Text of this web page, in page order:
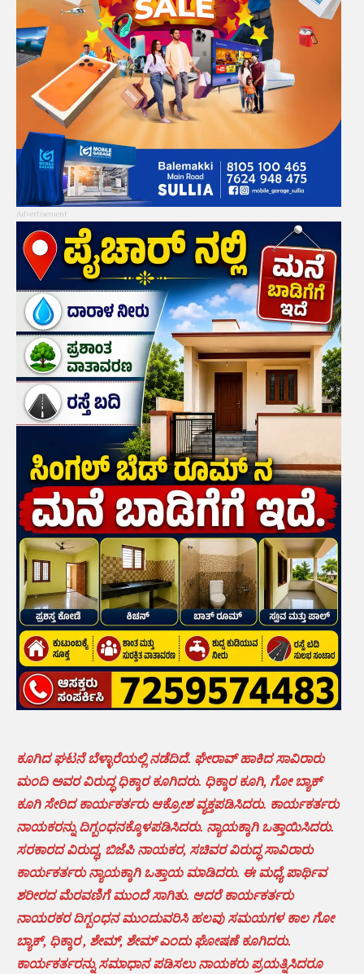
Advertisement
ಕೂಗಿದ ಘಟನೆ ಬೆಳ್ಳಾರೆಯಲ್ಲಿ ನಡೆದಿದೆ. ಘೇರಾವ್ ಹಾಕಿದ ಸಾವಿರಾರು
ಮಂದಿ ಅವರ ವಿರುದ್ಧ ಧಿಕ್ಕಾರ ಕೂಗಿದರು. ಧಿಕ್ಕಾರ ಕೂಗಿ, ಗೋ ಬ್ಯಾಕ್
ಕೂಗಿ ಸೇರಿದ ಕಾರ್ಯಕರ್ತರು ಆಕ್ರೋಶ ವ್ಯಕ್ತಪಡಿಸಿದರು. ಕಾರ್ಯಕರ್ತರು
ನಾಯಕರನ್ನು ದಿಗ್ಬಂಧನಕ್ಕೊಳಪಡಿಸಿದರು. ನ್ಯಾಯಕ್ಕಾಗಿ ಒತ್ತಾಯಿಸಿದರು.
ಸರಕಾರದ ವಿರುದ್ಧ, ಬಿಜೆಪಿ ನಾಯಕರ, ಸಚಿವರ ವಿರುದ್ಧ ಸಾವಿರಾರು
ಕಾರ್ಯಕರ್ತರು ನ್ಯಾಯಕ್ಕಾಗಿ ಒತ್ತಾಯ ಮಾಡಿದರು. ಈ ಮಧ್ಯೆ ಪಾರ್ಥಿವ
ಶರೀರದ‌ ಮೆರವಣಿಗೆ ಮುಂದೆ ಸಾಗಿತು. ಆದರೆ ಕಾರ್ಯಕರ್ತರು
ನಾಯರಕರ ದಿಗ್ಬಂಧನ ಮುಂದುವರಿಸಿ ಹಲವು ಸಮಯಗಳ ಕಾಲ ಗೋ
ಬ್ಯಾಕ್, ಧಿಕ್ಕಾರ , ಶೇಮ್, ಶೇಮ್ ಎಂದು ಘೋಷಣೆ ಕೂಗಿದರು.
ಕಾರ್ಯಕರ್ತರನ್ನು ಸಮಾಧಾನ ಪಡಿಸಲು ನಾಯಕರು ಪ್ರಯತ್ನಿಸಿದರೂ